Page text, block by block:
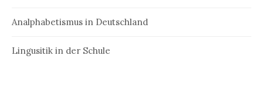
Analphabetismus in Deutschland
Lingusitik in der Schule